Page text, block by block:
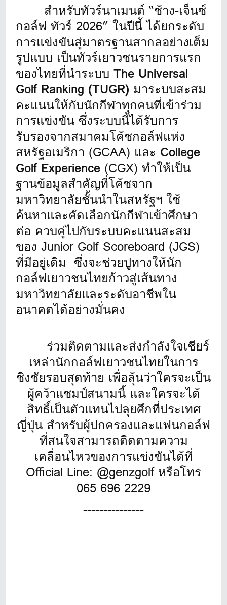
สำหรับทัวร์นาเมนต์ “ช้าง-เจ็นซ์
กอล์ฟ ทัวร์ 2026” ในปีนี้ ได้ยกระดับ
การแข่งขันสู่มาตรฐานสากลอย่างเต็ม
รูปแบบ เป็นทัวร์เยาวชนรายการแรก
ของไทยที่นำระบบThe Universal
Golf Ranking (TUGR) มาระบบสะสม
คะแนนให้กับนักกีฬาทุกคนที่เข้าร่วม
การแข่งขัน ซึ่งระบบนี้ได้รับการ
รับรองจากสมาคมโค้ชกอล์ฟแห่ง
สหรัฐอเมริกา (GCAA) และ College
Golf Experience (CGX) ทำให้เป็น
ฐานข้อมูลสำคัญที่โค้ชจาก
มหาวิทยาลัยชั้นนำในสหรัฐฯ ใช้
ค้นหาและคัดเลือกนักกีฬาเข้าศึกษา
ต่อ ควบคู่ไปกับระบบคะแนนสะสม
ของ Junior Golf Scoreboard (JGS)
ที่มีอยู่เดิม ซึ่งจะช่วยปูทางให้นัก
กอล์ฟเยาวชนไทยก้าวสู่เส้นทาง
มหาวิทยาลัยและระดับอาชีพใน
อนาคตได้อย่างมั่นคง
ร่วมติดตามและส่งกำลังใจเชียร์
เหล่านักกอล์ฟเยาวชนไทยในการ
ชิงชัยรอบสุดท้าย เพื่อลุ้นว่าใครจะเป็น
ผู้คว้าแชมป์สนามนี้ และใครจะได้
สิทธิ์เป็นตัวแทนไปลุยศึกที่ประเทศ
ญี่ปุ่น สำหรับผู้ปกครองและแฟนกอล์ฟ
ที่สนใจสามารถติดตามความ
เคลื่อนไหวของการแข่งขันได้ที่
Official Line: @genzgolf หรือโทร
065 696 2229
---------------